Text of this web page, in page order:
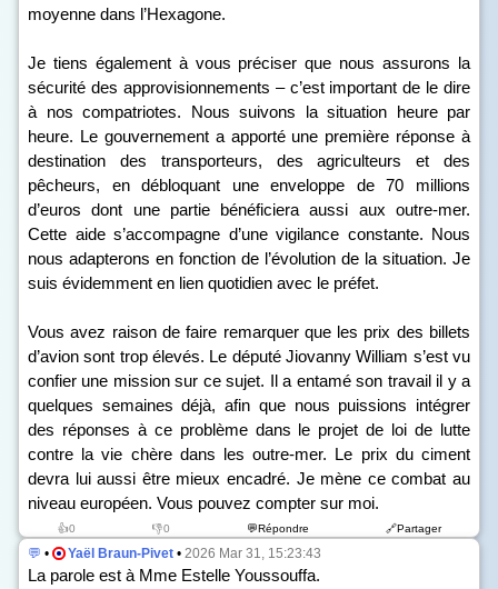
moyenne dans l’Hexagone.
Je tiens également à vous préciser que nous assurons la
sécurité des approvisionnements – c’est important de le dire
à nos compatriotes. Nous suivons la situation heure par
heure. Le gouvernement a apporté une première réponse à
destination des transporteurs, des agriculteurs et des
pêcheurs, en débloquant une enveloppe de 70 millions
d’euros dont une partie bénéficiera aussi aux outre-mer.
Cette aide s’accompagne d’une vigilance constante. Nous
nous adapterons en fonction de l’évolution de la situation. Je
suis évidemment en lien quotidien avec le préfet.
Vous avez raison de faire remarquer que les prix des billets
d’avion sont trop élevés. Le député Jiovanny William s’est vu
confier une mission sur ce sujet. Il a entamé son travail il y a
quelques semaines déjà, afin que nous puissions intégrer
des réponses à ce problème dans le projet de loi de lutte
contre la vie chère dans les outre-mer. Le prix du ciment
devra lui aussi être mieux encadré. Je mène ce combat au
niveau européen. Vous pouvez compter sur moi.
👍0 👎0 💬Répondre 🔗Partager
💬 • Yaël Braun-Pivet • 2026 Mar 31, 15:23:43
La parole est à Mme Estelle Youssouffa.